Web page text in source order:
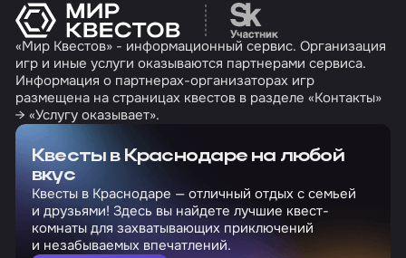
Перейти на сайт
«Мир Квестов» - информационный сервис. Организация
игр и иные услуги оказываются партнерами сервиса.
Информация о партнерах-организаторах игр
размещена на страницах квестов в разделе «Контакты»
→ «Услугу оказывает».
Квесты в Краснодаре на любой
вкус
Квесты в Краснодаре — отличный отдых с семьей
и друзьями! Здесь вы найдете лучшие квест-
комнаты для захватывающих приключений
и незабываемых впечатлений.